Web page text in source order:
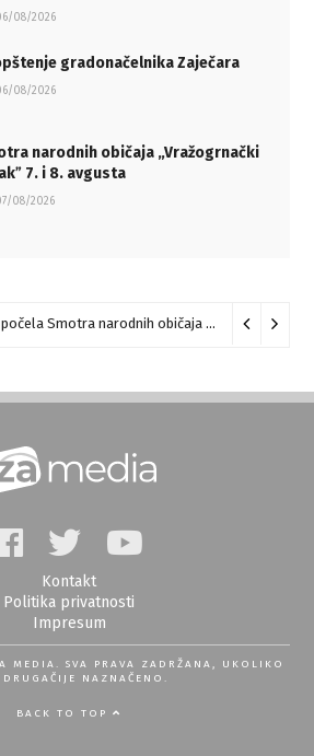
08/2026
gradonačelnika Zaječara
08/2026
narodnih običaja „Vražogrnački
7. i 8. avgusta
08/2026
U Vražogrncu počela Smotra narodnih običaja „Vražogrnački točak“
Kontakt
Politika privatnosti
Impresum
MEDIA. SVA PRAVA ZADRŽANA, UKOLIKO
NAZNAČENO.
BACK TO TOP